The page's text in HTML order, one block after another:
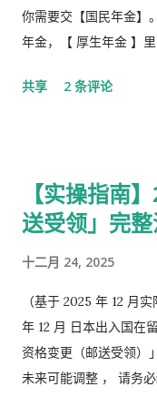
你需要交【国民年金】
年金，【 厚生年金 】
槽的。 第1号被保险者
共享 2 条评论
【实操指南
送受领」完
十二月 24, 2025
（基于 2025 年 12 月
年 12 月 日本出入国在
资格变更（邮送受领）
未来可能调整 ， 请务